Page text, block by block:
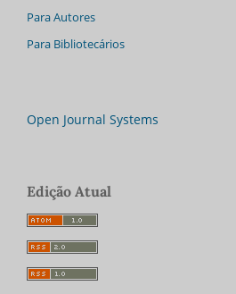
Para Autores
Para Bibliotecários
Open Journal Systems
Edição Atual